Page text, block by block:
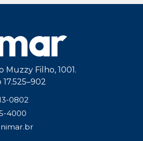
Muzzy Filho, 1001.
0802
4000